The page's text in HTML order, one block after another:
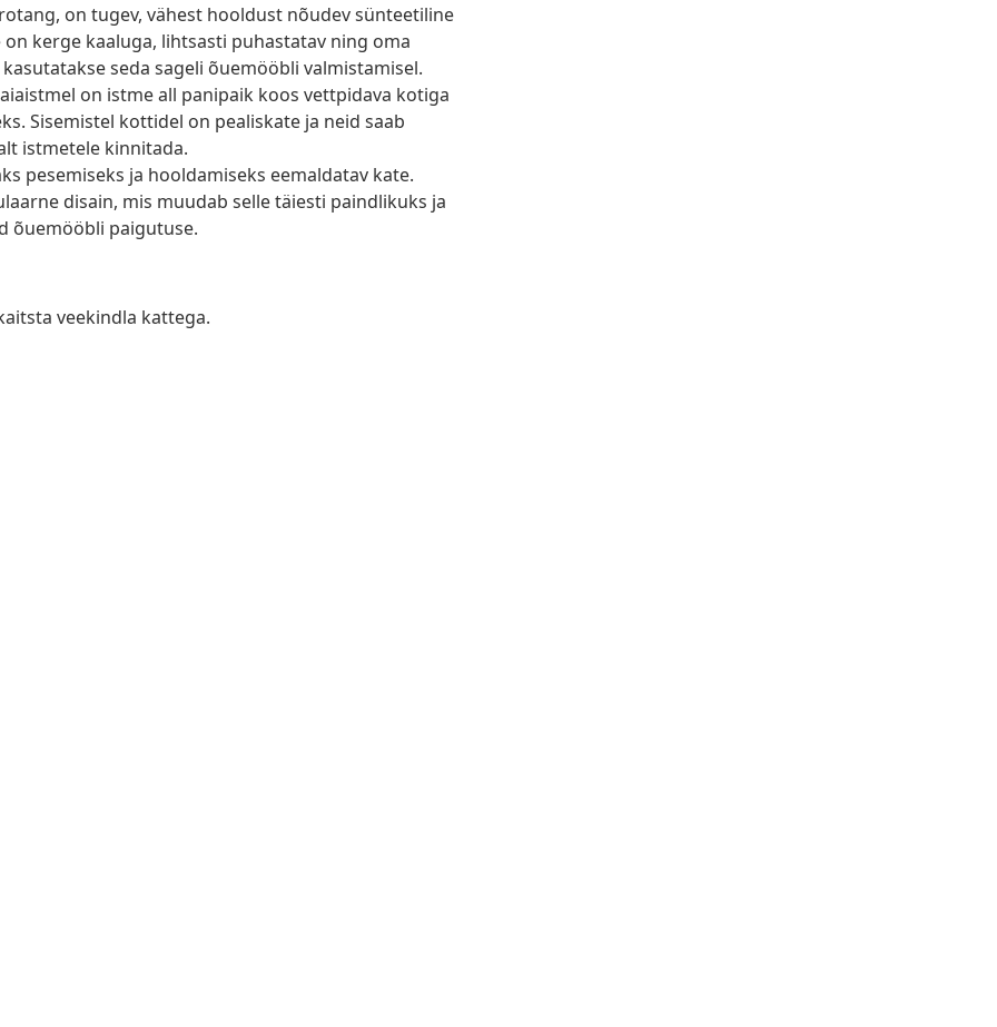
on tugev, vähest hooldust nõudev sünteetiline
kerge kaaluga, lihtsasti puhastatav ning oma
seda sageli õuemööbli valmistamisel.
on istme all panipaik koos vettpidava kotiga
Sisemistel kottidel on pealiskate ja neid saab
istmetele kinnitada.
pesemiseks ja hooldamiseks eemaldatav kate.
disain, mis muudab selle täiesti paindlikuks ja
õuemööbli paigutuse.
veekindla kattega.